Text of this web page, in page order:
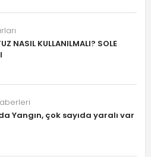
NASIL KULLANILMALI? SOLE
Yangın, çok sayıda yaralı var